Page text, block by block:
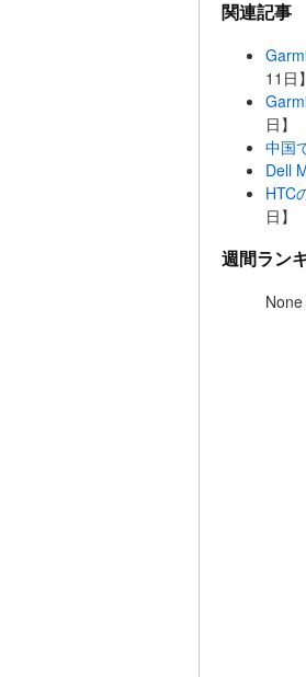
関連記事
11日】
日】
中国
Dell
HTC
日】
週間ラン